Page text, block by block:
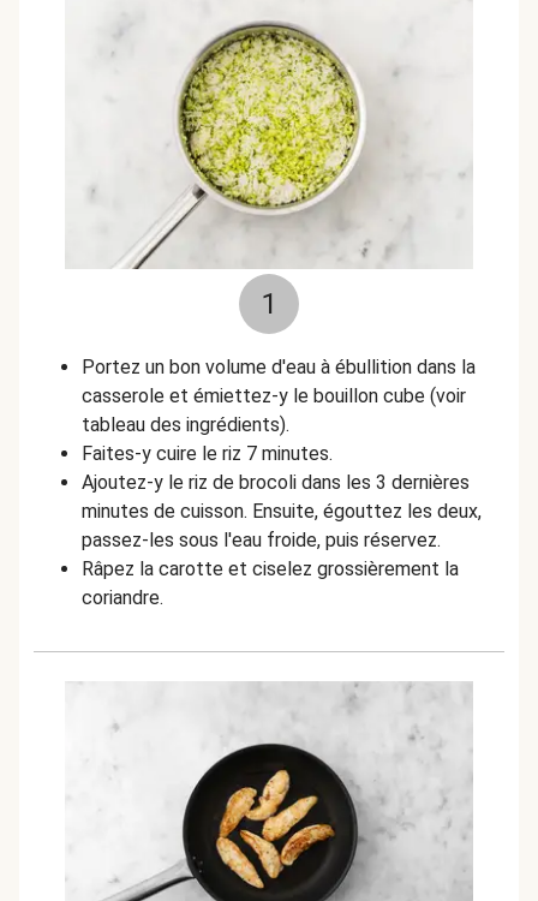
1
Portez un bon volume d'eau à ébullition dans la
casserole et émiettez-y le bouillon cube (voir
tableau des ingrédients).
Faites-y cuire le riz 7 minutes.
Ajoutez-y le riz de brocoli dans les 3 dernières
minutes de cuisson. Ensuite, égouttez les deux,
passez-les sous l'eau froide, puis réservez.
Râpez la carotte et ciselez grossièrement la
coriandre.